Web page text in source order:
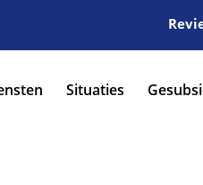
Situaties